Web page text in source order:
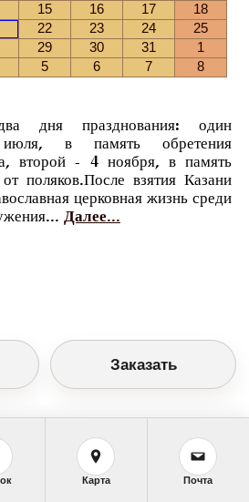
15 16 17
18
22 23 24
25
29 30 31
1
5 6 7 8
дня празднования: один
в память обретения
второй - 4 ноября, в память
поляков.После взятия Казани
церковная жизнь среди
Далее...
(8 Июля по старому стилю)
Заказать
Карта Почта